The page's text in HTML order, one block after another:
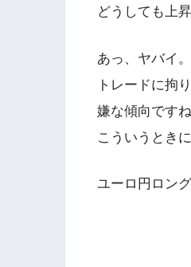
どうしても上
あっ、ヤバイ。
トレードに拘
嫌な傾向ですね
こういうとき
ユーロ円ロン